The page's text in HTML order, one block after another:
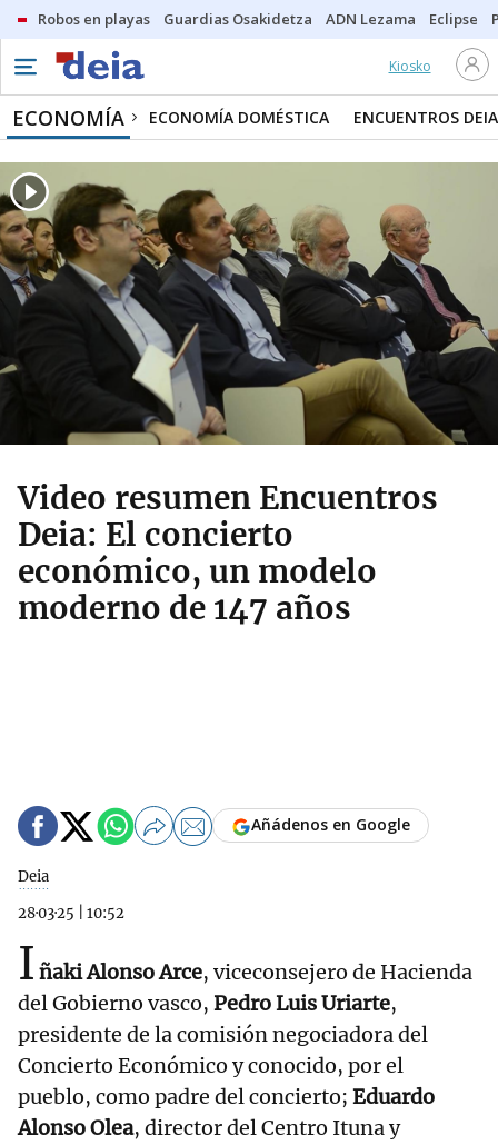
Robos en playas Guardias Osakidetza ADN Lezama Eclipse
Kiosko
ECONOMÍA ECONOMÍA DOMÉSTICA ENCUENTROS DEIA
Video resumen Encuentros
Deia: El concierto
económico, un modelo
moderno de 147 años
Deia
28·03·25
10:52
Añádenos en Google
I ñaki Alonso Arce, viceconsejero de Hacienda
del Gobierno vasco, Pedro Luis Uriarte,
presidente de la comisión negociadora del
Concierto Económico y conocido, por el
pueblo, como padre del concierto; Eduardo
Alonso Olea, director del Centro Ituna y